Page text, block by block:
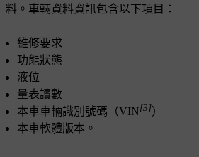
料。車輛資料資訊包含以下項目：
維修要求
功能狀態
液位
量表讀數
本車車輛識別號碼（VIN[3]）
本車軟體版本。